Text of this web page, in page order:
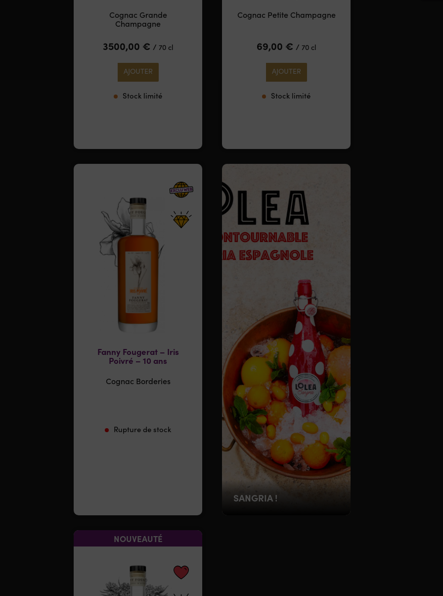
Cognac Grande
Champagne
3500,00 € / 70 cl
AJOUTER
Stock limité
Cognac Petite Champagne
69,00 € / 70 cl
AJOUTER
Stock limité
Fanny Fougerat – Iris
Poivré – 10 ans
Cognac Borderies
Rupture de stock
SANGRIA !
NOUVEAUTÉ